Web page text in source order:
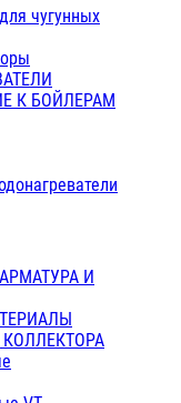
чугунных
К БОЙЛЕРАМ
И